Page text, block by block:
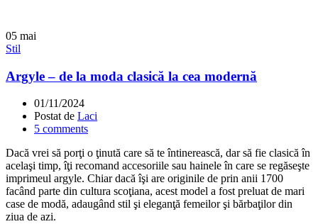
05 mai
Stil
Argyle – de la moda clasică la cea modernă
01/11/2024
Postat de Laci
5 comments
Dacă vrei să porţi o ţinută care să te întinerească, dar să fie clasică în
acelaşi timp, îţi recomand accesoriile sau hainele în care se regăseşte
imprimeul argyle. Chiar dacă îşi are originile de prin anii 1700
facând parte din cultura scoţiana, acest model a fost preluat de mari
case de modă, adaugând stil şi eleganţă femeilor şi bărbaţilor din
ziua de azi.